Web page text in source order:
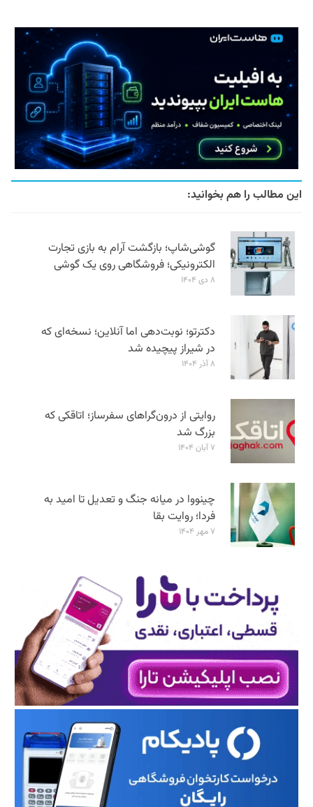
این مطالب را هم بخوانید:
گوشی‌شاپ؛ بازگشت آرام به بازی تجارت
الکترونیکی؛ فروشگاهی روی یک گوشی
۸ دی ۱۴۰۴
دکترتو؛ نوبت‌دهی اما آنلاین؛ نسخه‌ای که
در شیراز پیچیده شد
۸ آذر ۱۴۰۴
روایتی از درون‌گراهای سفرساز؛ اتاقکی که
بزرگ شد
۷ آبان ۱۴۰۴
چینووا در میانه جنگ و تعدیل تا امید به
فردا؛ روایت بقا
۷ مهر ۱۴۰۴